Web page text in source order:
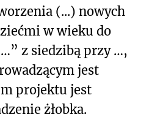
(...) nowych
w wieku do
z siedzibą przy …,
jest
projektu jest
żłobka.